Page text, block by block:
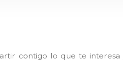
contigo lo que te interesa